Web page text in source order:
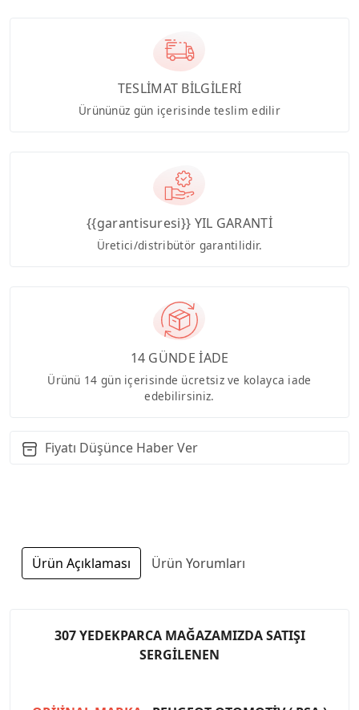
TESLİMAT BİLGİLERİ
Ürününüz gün içerisinde teslim edilir
{{garantisuresi}} YIL GARANTİ
Üretici/distribütör garantilidir.
14 GÜNDE İADE
Ürünü 14 gün içerisinde ücretsiz ve kolayca iade
edebilirsiniz.
Fiyatı Düşünce Haber Ver
Ürün Açıklaması Ürün Yorumları
307 YEDEKPARCA MAĞAZAMIZDA SATIŞI
SERGİLENEN